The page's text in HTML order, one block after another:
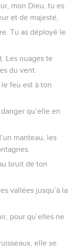
mon Dieu, tu es
et de majesté,
Tu as déployé le
Les nuages te
du vent.
feu est à ton
qu’elle en
manteau, les
bruit de ton
vallées jusqu’à la
pour qu’elles ne
elle se